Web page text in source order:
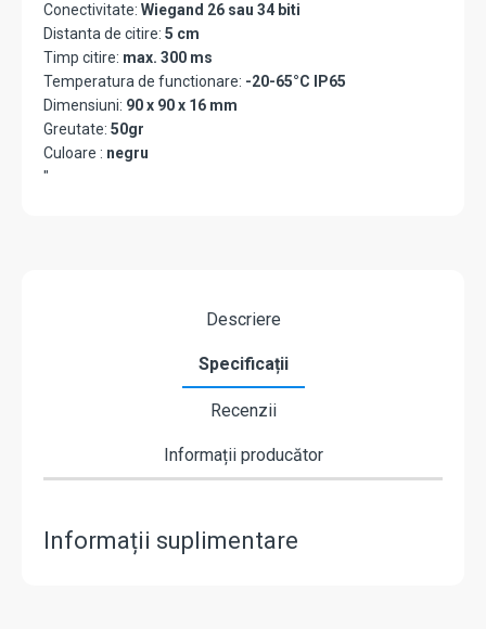
Conectivitate: Wiegand 26 sau 34 biti
Distanta de citire: 5 cm
Timp citire: max. 300 ms
Temperatura de functionare: -20-65°C IP65
Dimensiuni: 90 x 90 x 16 mm
Greutate: 50gr
Culoare : negru
"
Descriere
Specificații
Recenzii
Informații producător
Informații suplimentare